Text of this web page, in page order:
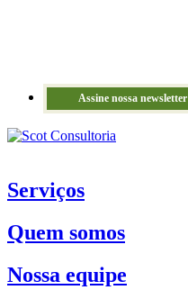
Assine nossa newsletter
Serviços
Quem somos
Nossa equipe